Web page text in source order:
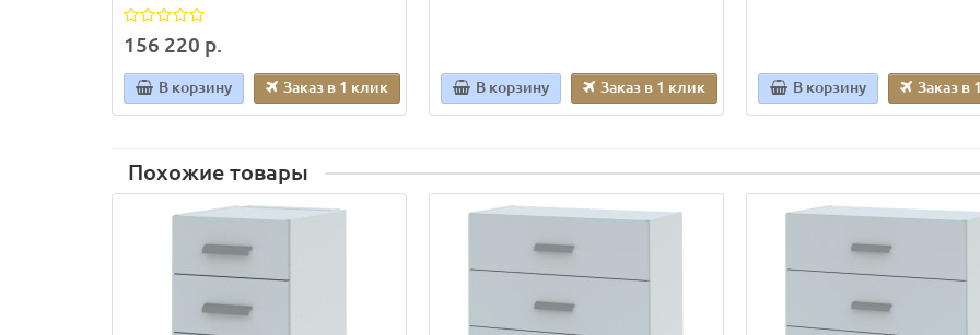
156 220 р.
В корзину Заказ в 1 клик В корзину Заказ в 1 клик В корзину Заказ в
Похожие товары